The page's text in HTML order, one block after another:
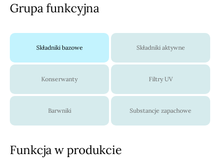
Grupa funkcyjna
Składniki bazowe Składniki aktywne
Konserwanty Filtry UV
Barwniki Substancje zapachowe
Funkcja w produkcie